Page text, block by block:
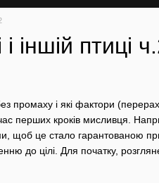
іншій птиці
промаху і які фактори
кроків мисливця.
щоб це стало гарантованою
до цілі. Для початку,